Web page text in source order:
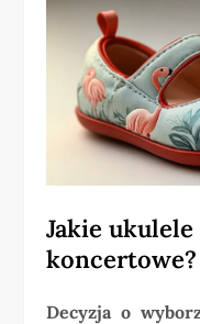
Jakie
koncertowe?
Decyzja o